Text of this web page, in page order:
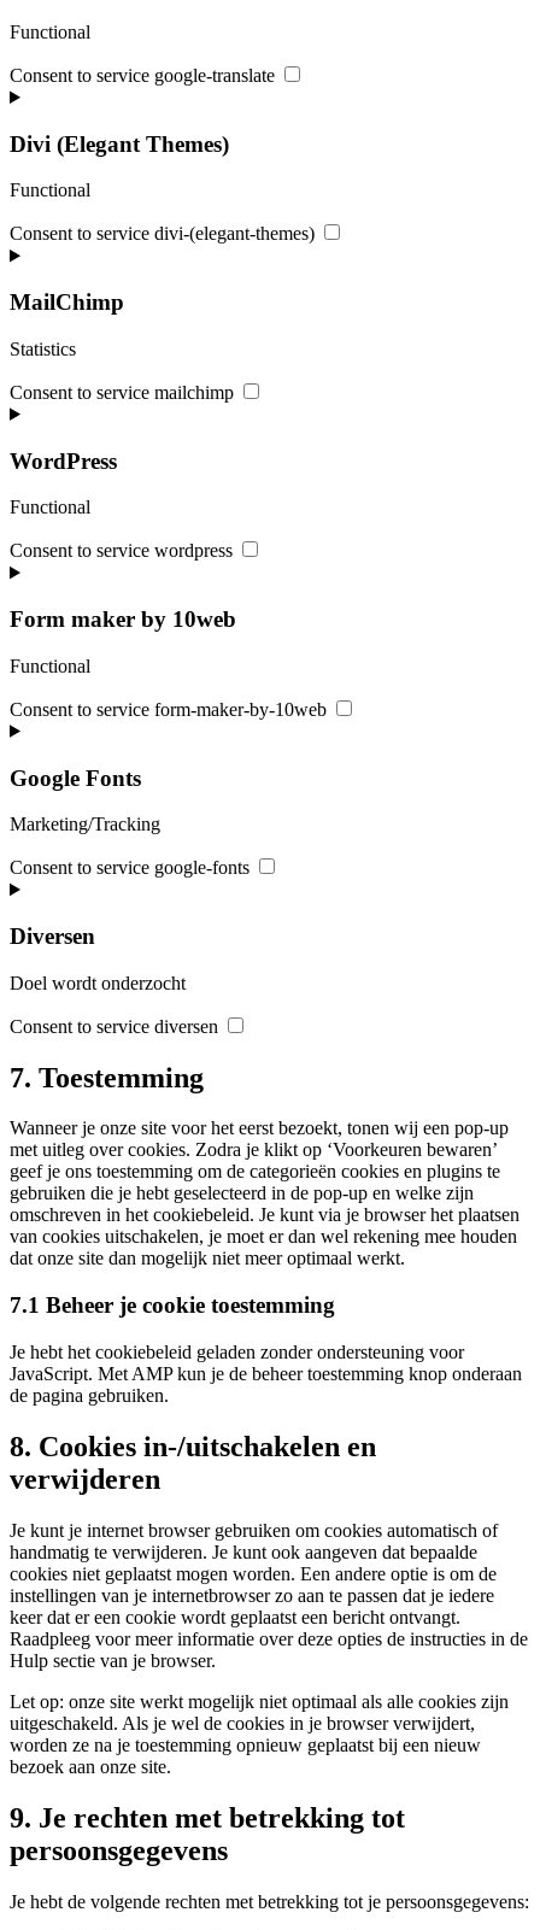
Functional
Consent to service google-translate
Divi (Elegant Themes)
Functional
Consent to service divi-(elegant-themes)
MailChimp
Statistics
Consent to service mailchimp
WordPress
Functional
Consent to service wordpress
Form maker by 10web
Functional
Consent to service form-maker-by-10web
Google Fonts
Marketing/Tracking
Consent to service google-fonts
Diversen
Doel wordt onderzocht
Consent to service diversen
7. Toestemming
Wanneer je onze site voor het eerst bezoekt, tonen wij een pop-up
met uitleg over cookies. Zodra je klikt op ‘Voorkeuren bewaren’
geef je ons toestemming om de categorieën cookies en plugins te
gebruiken die je hebt geselecteerd in de pop-up en welke zijn
omschreven in het cookiebeleid. Je kunt via je browser het plaatsen
van cookies uitschakelen, je moet er dan wel rekening mee houden
dat onze site dan mogelijk niet meer optimaal werkt.
7.1 Beheer je cookie toestemming
Je hebt het cookiebeleid geladen zonder ondersteuning voor
JavaScript. Met AMP kun je de beheer toestemming knop onderaan
de pagina gebruiken.
8. Cookies in-/uitschakelen en
verwijderen
Je kunt je internet browser gebruiken om cookies automatisch of
handmatig te verwijderen. Je kunt ook aangeven dat bepaalde
cookies niet geplaatst mogen worden. Een andere optie is om de
instellingen van je internetbrowser zo aan te passen dat je iedere
keer dat er een cookie wordt geplaatst een bericht ontvangt.
Raadpleeg voor meer informatie over deze opties de instructies in de
Hulp sectie van je browser.
Let op: onze site werkt mogelijk niet optimaal als alle cookies zijn
uitgeschakeld. Als je wel de cookies in je browser verwijdert,
worden ze na je toestemming opnieuw geplaatst bij een nieuw
bezoek aan onze site.
9. Je rechten met betrekking tot
persoonsgegevens
Je hebt de volgende rechten met betrekking tot je persoonsgegevens: